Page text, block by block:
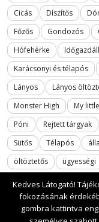
Cicás
Díszítős
Főzős
Gondozós
Hófehérke
Karácsonyi és télapós
Lányos
Lányos
Monster High
My
Póni
Rejtett tárgyak
Sütős
Télapós
öltöztetős
ügyességi
2017 All rights reserved.
Kedves Látogató!
fokozásának
gombra kattintva